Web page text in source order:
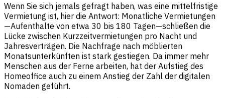
Wenn Sie sich jemals gefragt haben, was eine mittelfristige
Vermietung ist, hier die Antwort: Monatliche Vermietungen
—Aufenthalte von etwa 30 bis 180 Tagen—schließen die
Lücke zwischen Kurzzeitvermietungen pro Nacht und
Jahresverträgen. Die Nachfrage nach möblierten
Monatsunterkünften ist stark gestiegen. Da immer mehr
Menschen aus der Ferne arbeiten, hat der Aufstieg des
Homeoffice auch zu einem Anstieg der Zahl der digitalen
Nomaden geführt.